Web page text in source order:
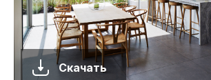
Скачать